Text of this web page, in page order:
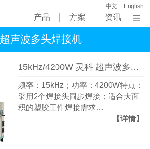
产品 方案 资讯
中文 English
超声波多头焊接机
15kHz/4200W 灵科 超声波多头机（纵向）
频率：15kHz；功率：4200W特点：
采用2个焊接头同步焊接；适合大面
积的塑胶工件焊接需求…
【详情】